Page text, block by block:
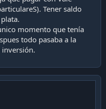
Tener saldo
momento que tenía
todo pasaba a la
inversión.